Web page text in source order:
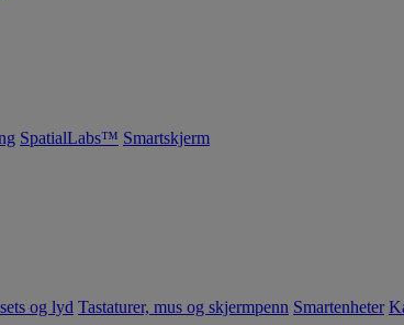
SpatialLabs™ Smartskjerm
og lyd Tastaturer, mus og skjermpenn Smartenheter